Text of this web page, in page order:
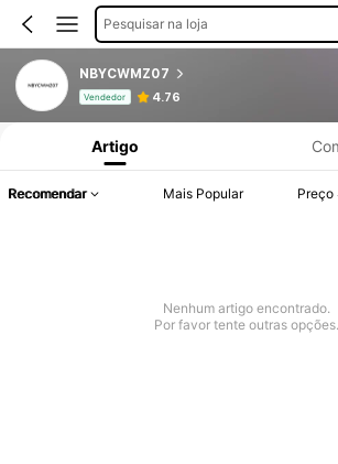
Pesquisar na loja
NBYCWMZ07
Vendedor 4.76
Informações do Produto: Divulgação de Preço,
Artigo
Recomendar Mais Popular Preço
Nenhum artigo encontrado.
Por favor tente outras opções.